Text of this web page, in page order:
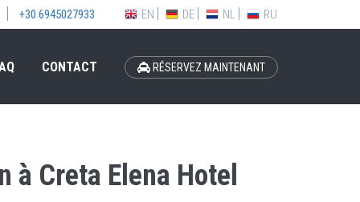
+30 6945027933 EN DE NL RU
CONTACT RÉSERVEZ MAINTENANT
Creta Elena Hotel